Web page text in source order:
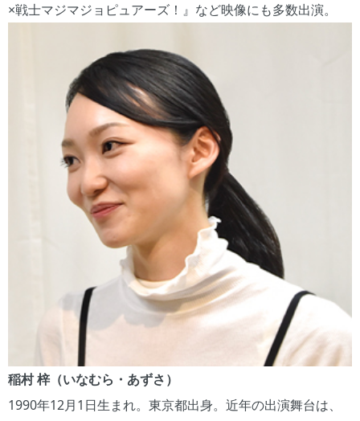
×戦士マジマジョピュアーズ！』など映像にも多数出演。
稲村 梓（いなむら・あずさ）
1990年12月1日生まれ。東京都出身。近年の出演舞台は、